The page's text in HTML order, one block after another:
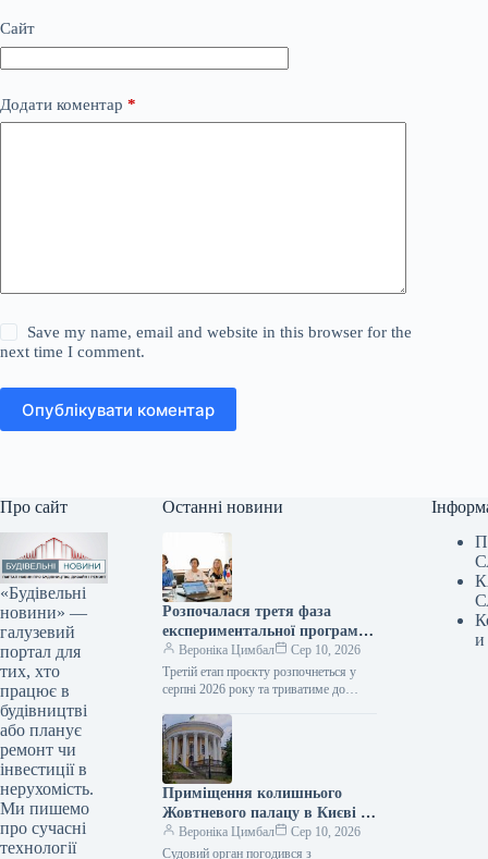
Сайт
Додати коментар *
Save my name, email and website in this browser for the
next time I comment.
Опублікувати коментар
Про сайт
«Будівельні
новини» —
галузевий
портал для
тих, хто
працює в
будівництві
або планує
ремонт чи
інвестиції в
нерухомість.
Ми пишемо
про сучасні
технології
Останні новини
Розпочалася третя фаза
експериментальної програми
з утилізації будівельних
матеріалів за сприяння Японії
Вероніка Цимбал
Сер 10, 2026
Третій етап проєкту розпочнеться у
серпні 2026 року та триватиме до
Фото: mininfra.gov.ua Управління
будівельними…
Приміщення колишнього
Жовтневого палацу в Києві за
рішенням суду повинні
повернути державі.
Вероніка Цимбал
Сер 10, 2026
Судовий орган погодився з
и